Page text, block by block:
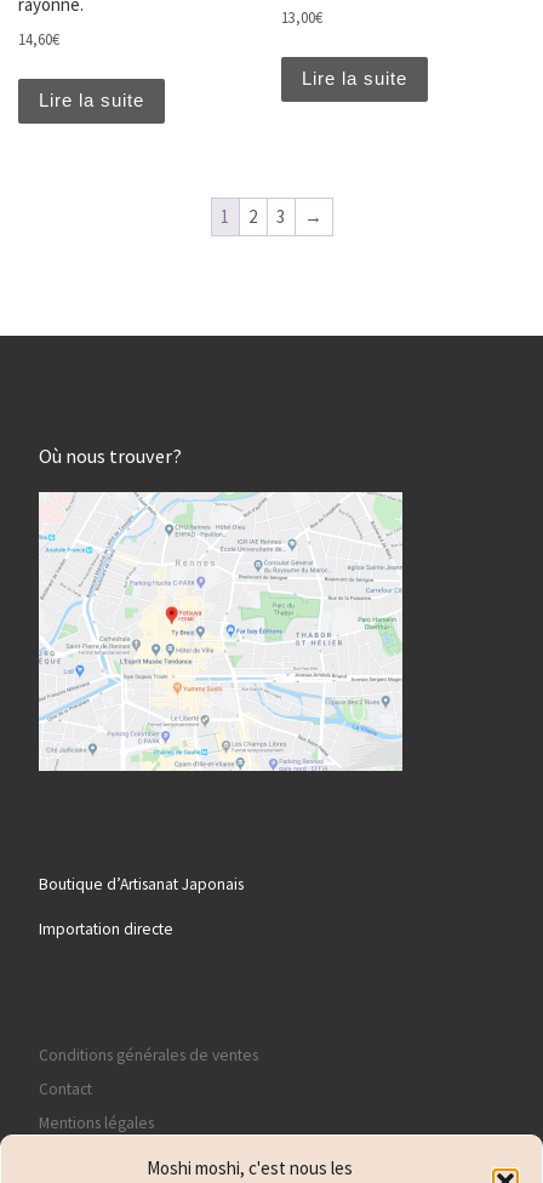
Moshi moshi, c'est nous les
14,60€
Lire la suite
13,00€
Lire la suite
1 2 3 →
Où nous trouver?
Boutique d’Artisanat Japonais
Importation directe
Conditions générales de ventes
Contact
Mentions légales
Politique de confidentialité